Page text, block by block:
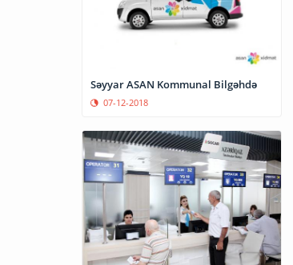
Səyyar ASAN Kommunal Bilgəhdə
07-12-2018